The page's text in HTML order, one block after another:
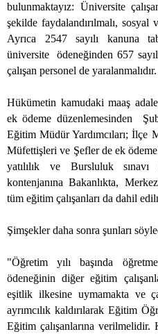
bulunmaktayız: Üniversite
şekilde faydalandırılmalı, sosyal
Ayrıca 2547 sayılı kanuna
üniversite
ödeneğinden 657
çalışan personel de yaralanmalıdır.
Hükümetin kamudaki maaş
ek ödeme düzenlemesinden
Eğitim Müdür Yardımcıları;
Müfettişleri ve Şefler de ek
yatılılık ve Bursluluk sınavı
kontenjanına Bakanlıkta,
tüm eğitim çalışanları da dahil
Şimşekler daha sonra şunları
"Öğretim yılı başında
ödeneğinin diğer eğitim
eşitlik ilkesine uymamakta ve
ayrımcılık kaldırılarak Eğitim
Eğitim çalışanlarına verilmelidir.